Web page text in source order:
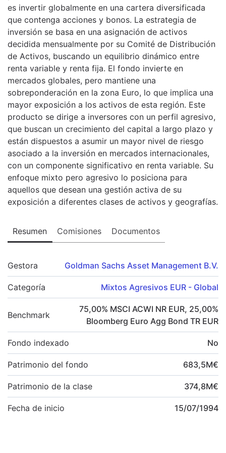
es invertir globalmente en una cartera diversificada
que contenga acciones y bonos. La estrategia de
inversión se basa en una asignación de activos
decidida mensualmente por su Comité de Distribución
de Activos, buscando un equilibrio dinámico entre
renta variable y renta fija. El fondo invierte en
mercados globales, pero mantiene una
sobreponderación en la zona Euro, lo que implica una
mayor exposición a los activos de esta región. Este
producto se dirige a inversores con un perfil agresivo,
que buscan un crecimiento del capital a largo plazo y
están dispuestos a asumir un mayor nivel de riesgo
asociado a la inversión en mercados internacionales,
con un componente significativo en renta variable. Su
enfoque mixto pero agresivo lo posiciona para
aquellos que desean una gestión activa de su
exposición a diferentes clases de activos y geografías.
Resumen Comisiones Documentos
Gestora Goldman Sachs Asset Management B.V.
Categoría Mixtos Agresivos EUR - Global
Benchmark
75,00% MSCI ACWI NR EUR, 25,00%
Bloomberg Euro Agg Bond TR EUR
Fondo indexado No
Patrimonio del fondo 683,5M€
Patrimonio de la clase 374,8M€
Fecha de inicio 15/07/1994